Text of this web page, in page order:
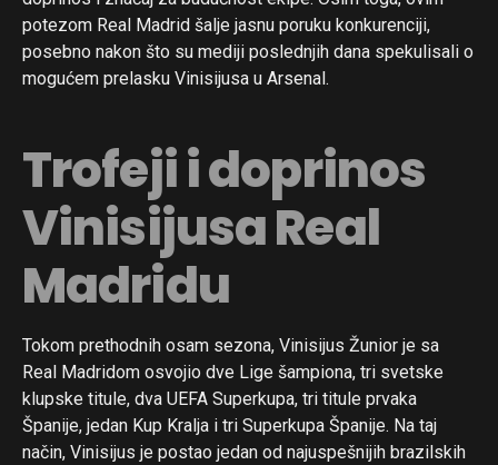
potezom Real Madrid šalje jasnu poruku konkurenciji,
posebno nakon što su mediji poslednjih dana spekulisali o
mogućem prelasku Vinisijusa u Arsenal.
Trofeji i doprinos
Vinisijusa Real
Madridu
Tokom prethodnih osam sezona, Vinisijus Žunior je sa
Real Madridom osvojio dve Lige šampiona, tri svetske
klupske titule, dva UEFA Superkupa, tri titule prvaka
Španije, jedan Kup Kralja i tri Superkupa Španije. Na taj
način, Vinisijus je postao jedan od najuspešnijih brazilskih